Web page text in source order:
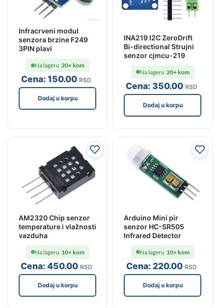
Infracrveni modul
senzora brzine F249
3PIN plavi
Cena:150.00 RSD
Na lageru 20+ kom
Dodaj u korpu
INA219 I2C ZeroDrift
Bi-directional Strujni
senzor cjmcu-219
Cena:350.00 RSD
Na lageru 20+ kom
Dodaj u korpu
AM2320 Chip senzor
temperature i vlažnosti
vazduha
Cena:450.00 RSD
Na lageru 10+ kom
Dodaj u korpu
Arduino Mini pir
senzor HC-SR505
Infrared Detector
Cena: 220.00 RSD
Na lageru 10+ kom
Dodaj u korpu